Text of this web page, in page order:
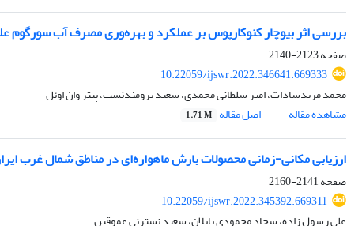
بررسی اثر بیوچار کنوکارپوس بر عملکرد و بهره‌وری مصرف آب
صفحه2123-2140
10.22059/ijswr.2022.346641.669333
محمد مریدسادات، امیر سلطانی محمدی، سعید برومندنسب، پیتر وان اوئل
مشاهده مقاله
اصل مقاله 1.71 M
ارزیابی مکانی-زمانی محصولات بارش ماهواره‌ای در مناطق شمال غرب
صفحه2141-2160
10.22059/ijswr.2022.345392.669311
علی رسول زاده، سجاد محمودی بابلان، سعید نسترنی عموقین